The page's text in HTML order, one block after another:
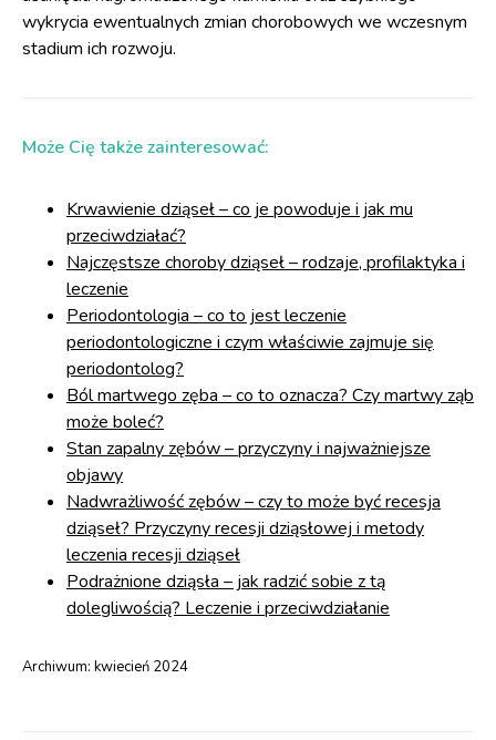
wykrycia ewentualnych zmian chorobowych we wczesnym
stadium ich rozwoju.
Może Cię także zainteresować:
Krwawienie dziąseł – co je powoduje i jak mu
przeciwdziałać?
Najczęstsze choroby dziąseł – rodzaje, profilaktyka i
leczenie
Periodontologia – co to jest leczenie
periodontologiczne i czym właściwie zajmuje się
periodontolog?
Ból martwego zęba – co to oznacza? Czy martwy ząb
może boleć?
Stan zapalny zębów – przyczyny i najważniejsze
objawy
Nadwrażliwość zębów – czy to może być recesja
dziąseł? Przyczyny recesji dziąsłowej i metody
leczenia recesji dziąseł
Podrażnione dziąsła – jak radzić sobie z tą
dolegliwością? Leczenie i przeciwdziałanie
Archiwum: kwiecień 2024